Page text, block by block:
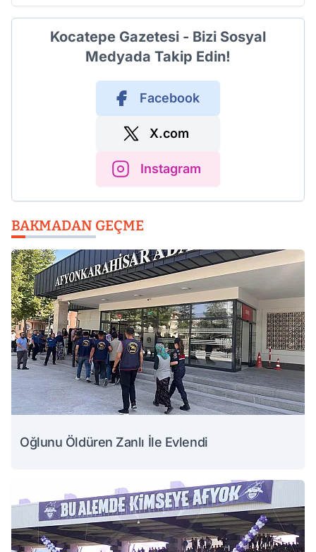
Kocatepe Gazetesi - Bizi Sosyal
Medyada Takip Edin!
Facebook
X.com
Instagram
BAKMADAN GEÇME
Oğlunu Öldüren Zanlı İle Evlendi